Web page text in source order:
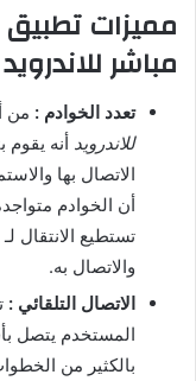
مباشر
تعدد الخوادم : من
للاندرويد أنه يقوم
الاتصال بها
أن الخوادم
تستطيع الانتقال
والاتصال به.
الاتصال التلقائي :
المستخدم يتصل
بالكثير من